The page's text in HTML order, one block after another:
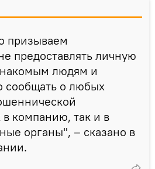
призываем
предоставлять личную
людям и
сообщать о любых
в компанию, так и в
органы", – сказано в